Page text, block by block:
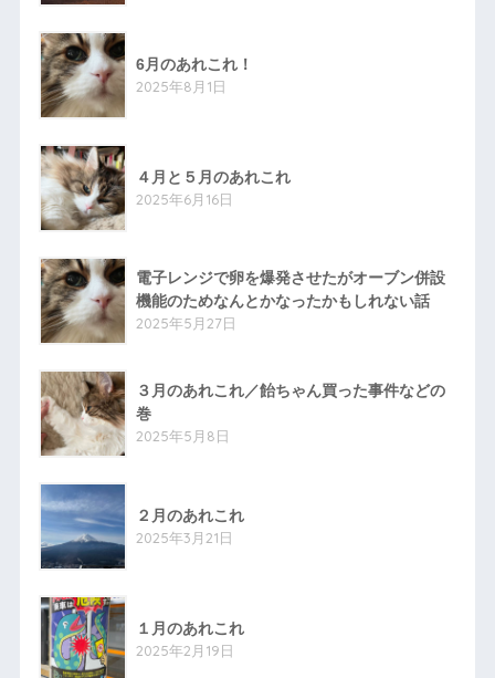
6月のあれこれ！
2025年8月1日
４月と５月のあれこれ
2025年6月16日
電子レンジで卵を爆発させたがオーブン併設
機能のためなんとかなったかもしれない話
2025年5月27日
３月のあれこれ／飴ちゃん買った事件などの
巻
2025年5月8日
２月のあれこれ
2025年3月21日
１月のあれこれ
2025年2月19日